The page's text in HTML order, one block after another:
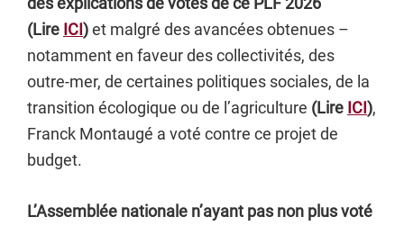
(Lire ICI)et malgré des avancées obtenues –
notamment en faveur des collectivités, des
outre-mer, de certaines politiques sociales, de la
transition écologique ou de l’agriculture (Lire ICI),
Franck Montaugé a voté contre ce projet de
budget.
L’Assemblée nationale n’ayant pas non plus voté